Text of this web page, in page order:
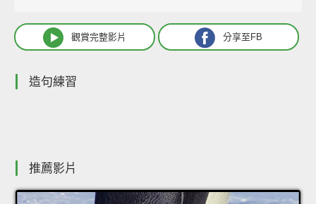
觀賞完整影片 分享至FB
造句練習
推薦影片